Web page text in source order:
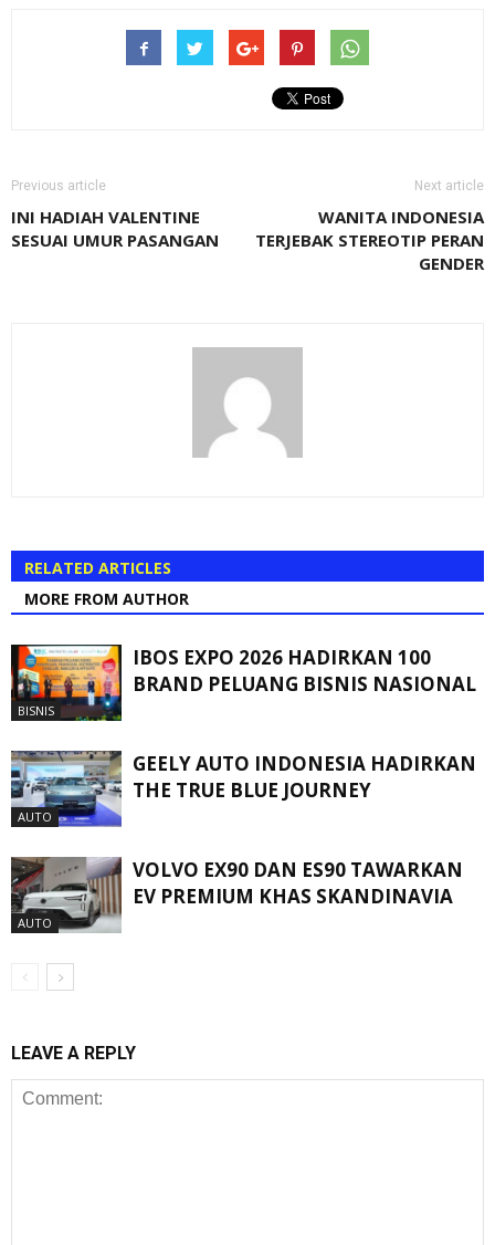
Previous article
INI HADIAH VALENTINE
SESUAI UMUR PASANGAN
Next article
WANITA INDONESIA
TERJEBAK STEREOTIP PERAN
GENDER
RELATED ARTICLES
MORE FROM AUTHOR
BISNIS
IBOS EXPO 2026 HADIRKAN 100
BRAND PELUANG BISNIS NASIONAL
AUTO
GEELY AUTO INDONESIA HADIRKAN
THE TRUE BLUE JOURNEY
AUTO
VOLVO EX90 DAN ES90 TAWARKAN
EV PREMIUM KHAS SKANDINAVIA
LEAVE A REPLY